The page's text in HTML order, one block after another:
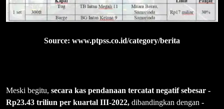
Source: www.ptpss.co.id/category/berita
Meski begitu, secara kas pendanaan tercatat negatif sebesar -
Rp23.43 triliun per kuartal III-2022, dibandingkan dengan -